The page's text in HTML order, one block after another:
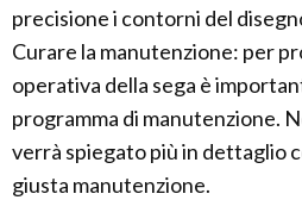
precisione i contorni del
Curare la manutenzione: per
operativa della sega è
programma di manutenzione.
verrà spiegato più in dettaglio
giusta manutenzione.